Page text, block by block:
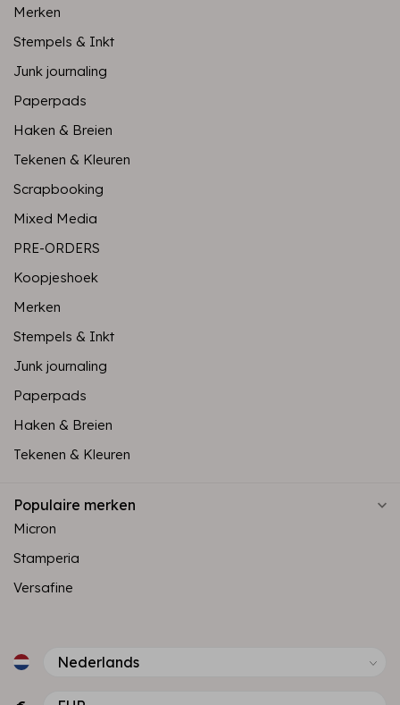
Merken
Stempels & Inkt
Junk journaling
Paperpads
Haken & Breien
Tekenen & Kleuren
Scrapbooking
Mixed Media
PRE-ORDERS
Koopjeshoek
Merken
Stempels & Inkt
Junk journaling
Paperpads
Haken & Breien
Tekenen & Kleuren
Populaire merken
Micron
Stamperia
Versafine